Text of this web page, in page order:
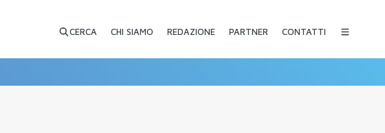
CERCA CHI SIAMO REDAZIONE PARTNER CONTATTI